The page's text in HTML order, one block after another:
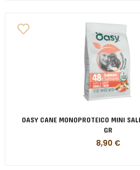
OASY CANE MONOPROTEICO MINI
GR
8,90 €